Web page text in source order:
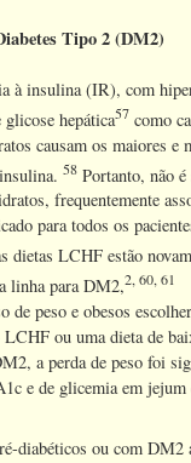
Tipo 2 (DM2)
à insulina (IR), com
glicose hepática57 como
causam os maiores e
58 Portanto, não
frequentemente
para todos os
dietas LCHF estão
linha para DM2,2, 60, 61
de peso e obesos
ou uma dieta de
a perda de peso foi
e de glicemia em
diabéticos ou com DM2